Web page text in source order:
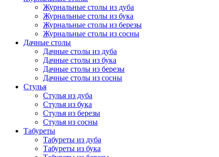
Журнальные столы из дуба
Журнальные столы из бука
Журнальные столы из березы
Журнальные столы из сосны
Дачные столы
Дачные столы из дуба
Дачные столы из бука
Дачные столы из березы
Дачные столы из сосны
Стулья
Стулья из дуба
Стулья из бука
Стулья из березы
Стулья из сосны
Табуреты
Табуреты из дуба
Табуреты из бука